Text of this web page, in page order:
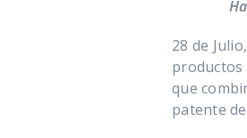
28 de
productos
que
patente